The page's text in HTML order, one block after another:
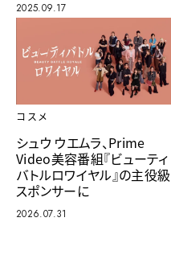
2025.09.17
コスメ
シュウ ウエムラ、Prime
Video美容番組『ビューティ
バトルロワイヤル』の主役級
スポンサーに
2026.07.31